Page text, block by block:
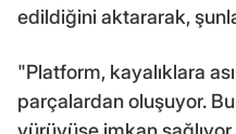
edildiğini aktararak,
"Platform, kayalıklara
parçalardan oluşuyor.